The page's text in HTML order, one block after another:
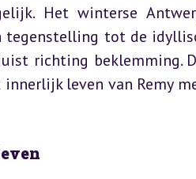
Het winterse
tot de
richting beklemming.
leven van Remy